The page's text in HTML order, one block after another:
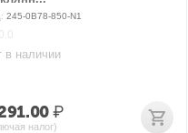
245-0B78-850-N1
в наличии
₽
налог)